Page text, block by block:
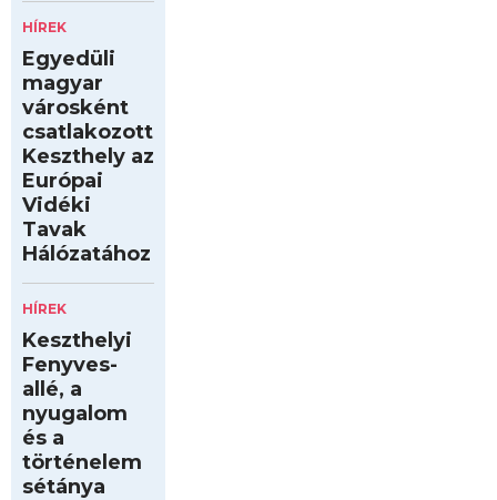
HÍREK
Egyedüli
magyar
városként
csatlakozott
Keszthely az
Európai
Vidéki
Tavak
Hálózatához
HÍREK
Keszthelyi
Fenyves-
allé, a
nyugalom
és a
történelem
sétánya